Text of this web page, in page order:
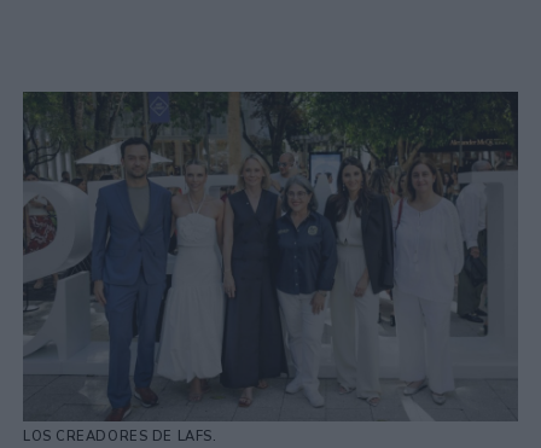
LOS CREADORES DE LAFS.